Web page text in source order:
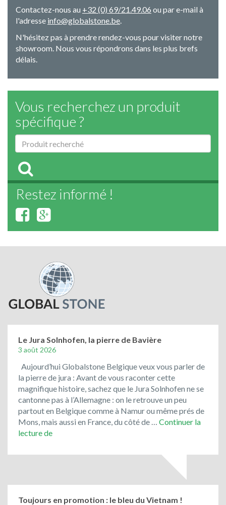
Contactez-nous au +32 (0) 69/21.49.06 ou par e-mail à
l'adresse info@globalstone.be.
N'hésitez pas à prendre rendez-vous pour visiter notre
showroom. Nous vous répondrons dans les plus brefs
délais.
Vous recherchez un produit
spécifique ?
Restez informé !
Le Jura Solnhofen, la pierre de Bavière
3 août 2026
Aujourd’hui Globalstone Belgique veux vous parler de
la pierre de jura : Avant de vous raconter cette
magnifique histoire, sachez que le Jura Solnhofen ne se
cantonne pas à l’Allemagne : on le retrouve un peu
partout en Belgique comme à Namur ou même prés de
Mons, mais aussi en France, du côté de … Continuer la
lecture deLe
Solnhofen,
de
Bavière
Toujours en promotion : le bleu du Vietnam !